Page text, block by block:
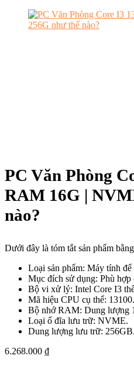
PC Văn Phòng
RAM 16G |
nào?
Dưới đây là tóm tắt sản phẩm
Loại sản phẩm: Máy tính để
Mục đích sử dụng: Phù
Bộ vi xử lý: Intel Core I3
Mã hiệu CPU cụ thể: 13100.
Bộ nhớ RAM: Dung lượng
Loại ổ đĩa lưu trữ: NVME.
Dung lượng lưu trữ: 256GB.
6.268.000 ₫